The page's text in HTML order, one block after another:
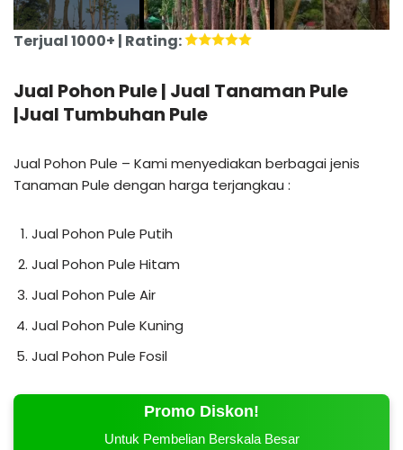
Terjual 1000+ | Rating:
Jual Pohon Pule | Jual Tanaman Pule
|Jual Tumbuhan Pule
Jual Pohon Pule – Kami menyediakan berbagai jenis
Tanaman Pule dengan harga terjangkau :
Jual Pohon Pule Putih
Jual Pohon Pule Hitam
Jual Pohon Pule Air
Jual Pohon Pule Kuning
Jual Pohon Pule Fosil
Promo Diskon!
Untuk Pembelian Berskala Besar